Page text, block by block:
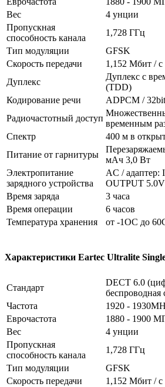
Вес
4 унции
Пропускная
способность канала
1,728 ГГц
Тип модуляции
GFSK
Скорость передачи
1,152 Мбит / с
Дуплекс
Дуплекс с
(TDD)
Кодирование речи
ADPCM /
Радиочастотный доступ
временным
Спектр
400 м в
Питание от гарнитуры
мАч 3,0 Вт
Электропитание
зарядного устройства
AC / адаптер:
OUTPUT
Время заряда
3 часа
Время операции
6 часов
Температура хранения
от -1OC до
Характеристики Eartec Ultralite
Стандарт
DECT 6.0
беспроводная
Частота
1920 -
Еврочастота
1880 - 1900
Вес
4 унции
Пропускная
способность канала
1,728 ГГц
Тип модуляции
GFSK
Скорость передачи
1,152 Мбит / с